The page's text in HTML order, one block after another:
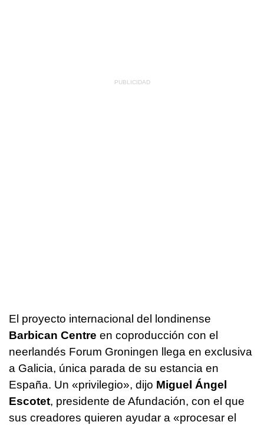
El proyecto internacional del londinense
Barbican Centre en coproducción con el
neerlandés Forum Groningen llega en exclusiva
a Galicia, única parada de su estancia en
España. Un «privilegio», dijo Miguel Ángel
Escotet, presidente de Afundación, con el que
sus creadores quieren ayudar a «procesar el